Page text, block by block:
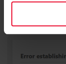
WordPress